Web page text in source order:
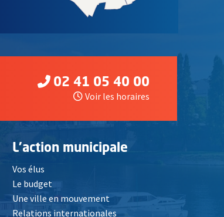
02 41 05 40 00
Voir les horaires
L'action municipale
Vos élus
Le budget
Une ville en mouvement
Relations internationales